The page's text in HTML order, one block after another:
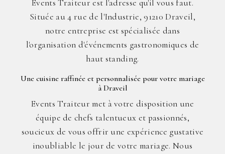
Events Traiteur est l'adresse qu'il vous faut.
Située au 4 rue de l'Industrie, 91210 Draveil,
notre entreprise est spécialisée dans
l'organisation d'événements gastronomiques de
haut standing.
Une cuisine raffinée et personnalisée pour votre mariage
à Draveil
Events Traiteur met à votre disposition une
équipe de chefs talentueux et passionnés,
soucieux de vous offrir une expérience gustative
inoubliable le jour de votre mariage. Nous